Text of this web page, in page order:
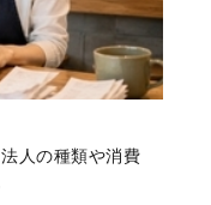
人の種類や消費